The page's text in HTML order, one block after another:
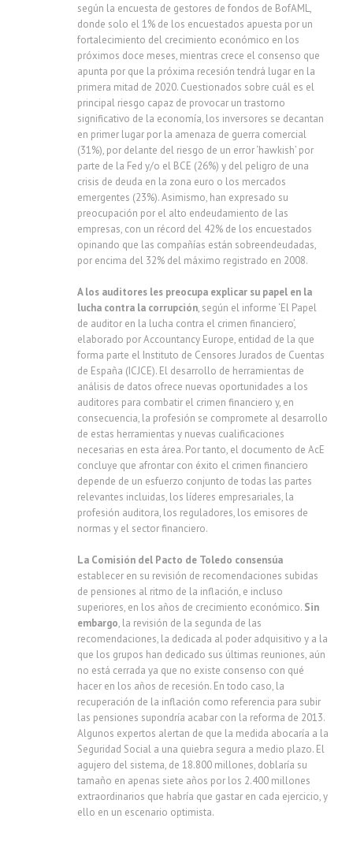
según la encuesta de gestores de fondos de BofAML,
donde solo el 1% de los encuestados apuesta por un
fortalecimiento del crecimiento económico en los
próximos doce meses, mientras crece el consenso que
apunta por que la próxima recesión tendrá lugar en la
primera mitad de 2020. Cuestionados sobre cuál es el
principal riesgo capaz de provocar un trastorno
significativo de la economía, los inversores se decantan
en primer lugar por la amenaza de guerra comercial
(31%), por delante del riesgo de un error ‘hawkish’ por
parte de la Fed y/o el BCE (26%) y del peligro de una
crisis de deuda en la zona euro o los mercados
emergentes (23%). Asimismo, han expresado su
preocupación por el alto endeudamiento de las
empresas, con un récord del 42% de los encuestados
opinando que las compañías están sobreendeudadas,
por encima del 32% del máximo registrado en 2008.
A los auditores les preocupa explicar su papel en la
lucha contra la corrupción, según el informe ‘El Papel
de auditor en la lucha contra el crimen financiero’,
elaborado por Accountancy Europe, entidad de la que
forma parte el Instituto de Censores Jurados de Cuentas
de España (ICJCE). El desarrollo de herramientas de
análisis de datos ofrece nuevas oportunidades a los
auditores para combatir el crimen financiero y, en
consecuencia, la profesión se compromete al desarrollo
de estas herramientas y nuevas cualificaciones
necesarias en esta área. Por tanto, el documento de AcE
concluye que afrontar con éxito el crimen financiero
depende de un esfuerzo conjunto de todas las partes
relevantes incluidas, los líderes empresariales, la
profesión auditora, los reguladores, los emisores de
normas y el sector financiero.
La Comisión del Pacto de Toledo consensúa
establecer en su revisión de recomendaciones subidas
de pensiones al ritmo de la inflación, e incluso
superiores, en los años de crecimiento económico. Sin
embargo, la revisión de la segunda de las
recomendaciones, la dedicada al poder adquisitivo y a la
que los grupos han dedicado sus últimas reuniones, aún
no está cerrada ya que no existe consenso con qué
hacer en los años de recesión. En todo caso, la
recuperación de la inflación como referencia para subir
las pensiones supondría acabar con la reforma de 2013.
Algunos expertos alertan de que la medida abocaría a la
Seguridad Social a una quiebra segura a medio plazo. El
agujero del sistema, de 18.800 millones, doblaría su
tamaño en apenas siete años por los 2.400 millones
extraordinarios que habría que gastar en cada ejercicio, y
ello en un escenario optimista.